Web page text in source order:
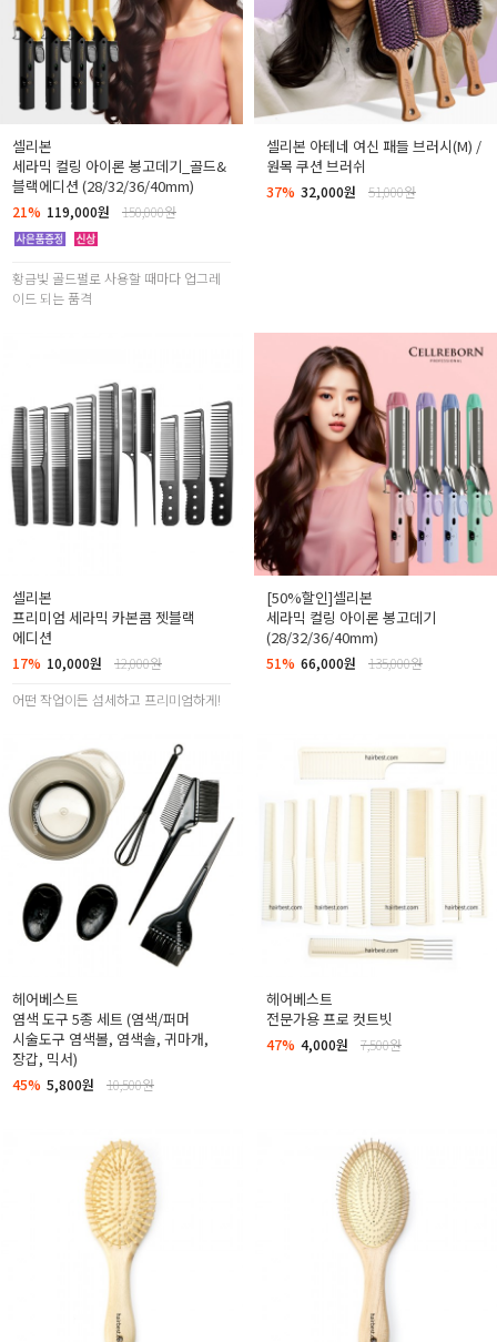
셀리본
세라믹 컬링 아이론 봉고데기_골드&
블랙에디션 (28/32/36/40mm)
21% 119,000원 150,000원
황금빛 골드펄로 사용할 때마다 업그레
이드 되는 품격
셀리본 아테네 여신 패들 브러시(M) /
원목 쿠션 브러쉬
37% 32,000원 51,000원
셀리본
프리미엄 세라믹 카본콤 젯블랙
에디션
17% 10,000원
12,000원
어떤 작업이든 섬세하고 프리미엄하게!
[50%할인]셀리본
세라믹 컬링 아이론 봉고데기
(28/32/36/40mm)
51% 66,000원 135,000원
헤어베스트
염색 도구 5종 세트 (염색/퍼머
시술도구 염색볼, 염색솔, 귀마개,
장갑, 믹서)
45% 5,800원 10,500원
헤어베스트
전문가용 프로 컷트빗
47% 4,000원 7,500원